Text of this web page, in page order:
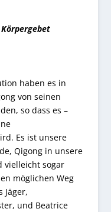
et
haben es in
von seinen
so dass es –
Es ist unsere
Qigong in unsere
vielleicht sogar
möglichen Weg
Jäger,
und Beatrice